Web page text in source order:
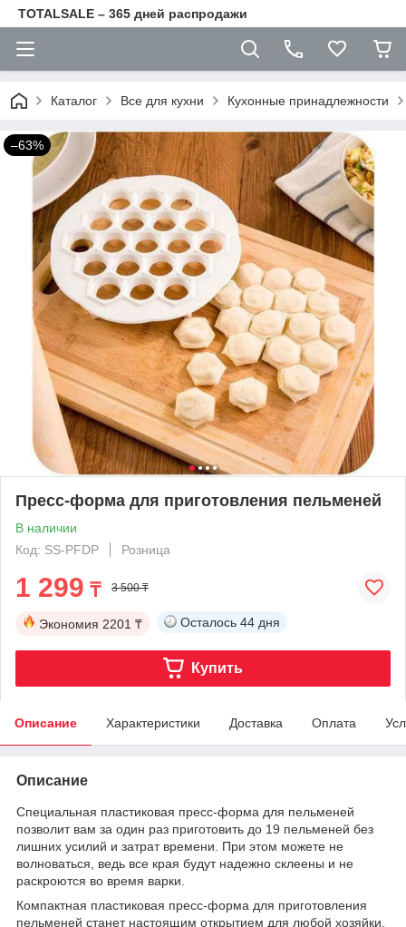
TOTALSALE – 365 дней распродажи
Каталог Все для кухни Кухонные принадлежности
–63%
Пресс-форма для приготовления пельменей
В наличии
Код: SS-PFDP
Розница
1 299 ₸ 3 500 ₸
Экономия 2201 ₸ Осталось 44 дня
Купить
Описание Характеристики Доставка Оплата
Описание
Специальная пластиковая пресс-форма для пельменей
позволит вам за один раз приготовить до 19 пельменей без
лишних усилий и затрат времени. При этом можете не
волноваться, ведь все края будут надежно склеены и не
раскроются во время варки.
Компактная пластиковая пресс-форма для приготовления
пельменей станет настоящим открытием для любой хозяйки,